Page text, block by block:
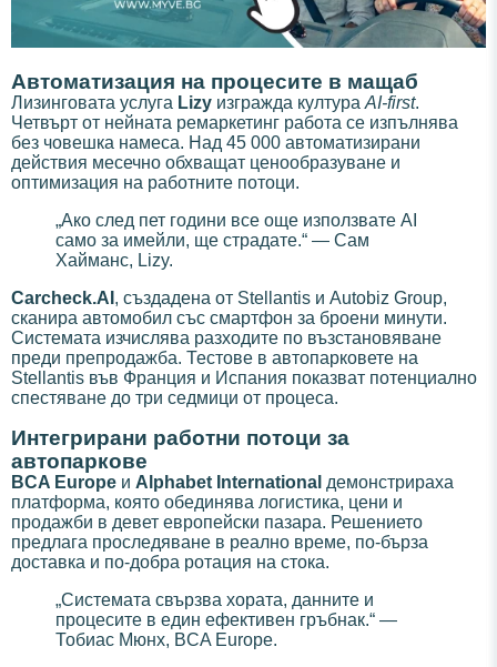
Автоматизация на процесите в мащаб
Лизинговата услуга Lizy изгражда култура AI-first.
Четвърт от нейната ремаркетинг работа се изпълнява
без човешка намеса. Над 45 000 автоматизирани
действия месечно обхващат ценообразуване и
оптимизация на работните потоци.
„Ако след пет години все още използвате AI
само за имейли, ще страдате.“ — Сам
Хайманс, Lizy.
Carcheck.AI , създадена от Stellantis и Autobiz Group,
сканира автомобил със смартфон за броени минути.
Системата изчислява разходите по възстановяване
преди препродажба. Тестове в автопарковете на
Stellantis във Франция и Испания показват потенциално
спестяване до три седмици от процеса.
Интегрирани работни потоци за
автопаркове
BCA Europe и Alphabet International демонстрираха
платформа, която обединява логистика, цени и
продажби в девет европейски пазара. Решението
предлага проследяване в реално време, по-бърза
доставка и по-добра ротация на стока.
„Системата свързва хората, данните и
процесите в един ефективен гръбнак.“ —
Тобиас Мюнх, BCA Europe.